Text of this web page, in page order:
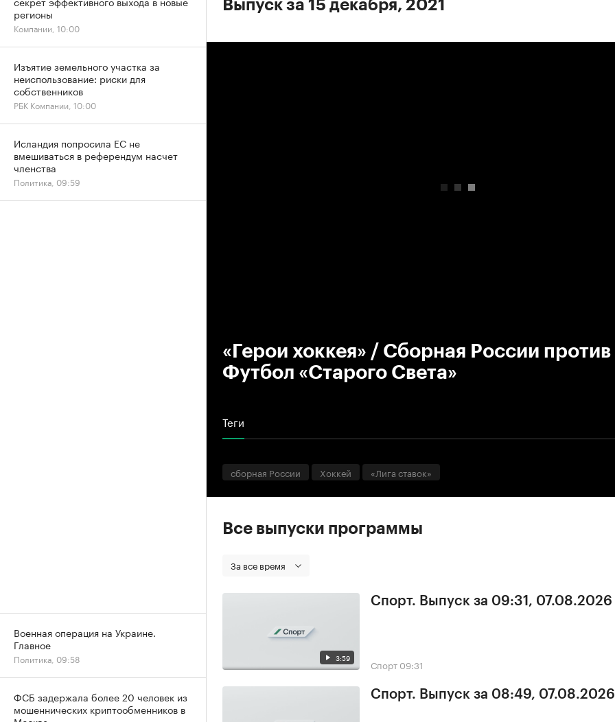
Выпуск за 15 декабря, 2021
«Герои хоккея» / Сборная России
Футбол «Старого Света»
Теги
сборная России Хоккей «Лига ставок»
Все выпуски программы
За все время
3:59
Спорт. Выпуск за 09:31, 07.08.2026
Спорт 09:31
Спорт. Выпуск за 08:49, 07.08.2026
регионы
Компании, 10:00
Изъятие земельного участка за
неиспользование: риски для
собственников
РБК Компании, 10:00
Исландия попросила ЕС не
вмешиваться в референдум насчет
членства
Политика, 09:59
Военная операция на Украине.
Главное
Политика, 09:58
ФСБ задержала более 20 человек из
мошеннических криптообменников в